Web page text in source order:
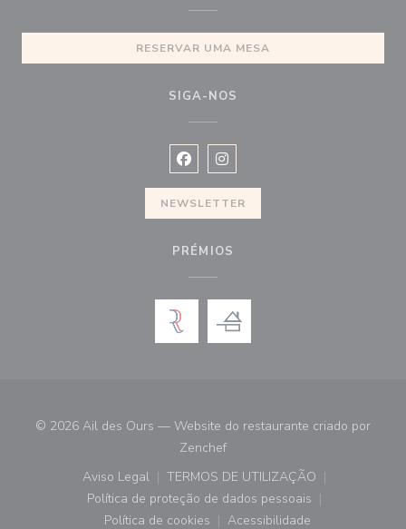
RESERVAR UMA MESA
SIGA-NOS
Facebook ((abre numa nova janela))
Instagram ((abre numa nova
NEWSLETTER
PRÉMIOS
© 2026 Ail des Ours — Website do restaurante criado por
Zenchef((abre numa nova janela))
Aviso Legal
((abre numa nova janela))
TERMOS DE UTILIZAÇÃO
((abre numa nova janela))
Política de proteção de dados pessoais
((abre numa nova janela))
Política de cookies Acessibilidade